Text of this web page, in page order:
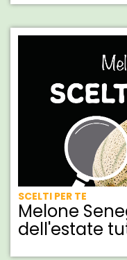
SCELTI PER TE
Melone
dell'estate